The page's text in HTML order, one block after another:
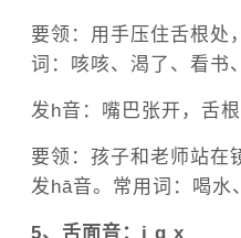
要领：用手压住舌根处
词：咳咳、渴了、看书
发h音：嘴巴张开，舌
要领：孩子和老师站在
发hā音。常用词：喝水
5、舌面音：j q x